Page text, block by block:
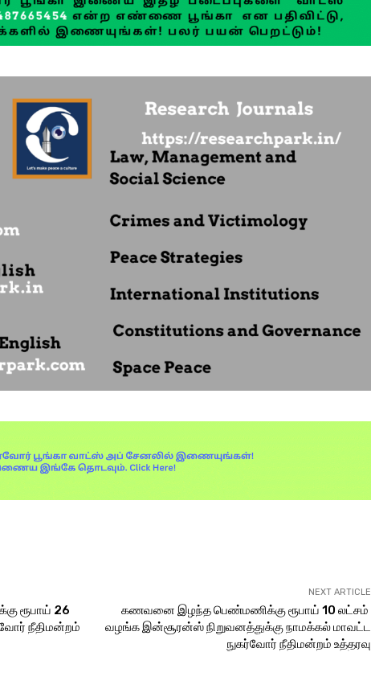
ரூபாய் 26
நீதிமன்றம்
NEXT ARTICLE
கணவனை இழந்த பெண்மணிக்கு ரூபாய் 10 லட்சம்
வழங்க இன்சூரன்ஸ் நிறுவனத்துக்கு நாமக்கல் மாவட்ட
நுகர்வோர் நீதிமன்றம் உத்தரவு
கருத்து அறிவு பூங்கா
கல்வியும் வேலை வாய்ப்புகளும்